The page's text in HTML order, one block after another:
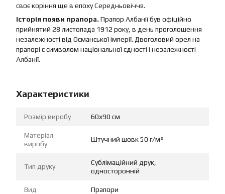
своє коріння ще в епоху Середньовіччя.
Історія появи прапора. Прапор Албанії був офіційно
прийнятий 28 листопада 1912 року, в день проголошення
незалежності від Османської імперії. Двоголовий орел на
прапорі є символом національної єдності і незалежності
Албанії.
Характеристики
Розмір виробу 60х90 см
Матеріал
виробу
Штучний шовк 50 г/м²
Тип друку
Сублімаційний друк,
односторонній
Вид Прапори